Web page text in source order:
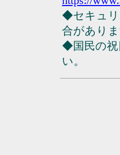
◆セキュリ
合がありま
◆国民の祝
い。